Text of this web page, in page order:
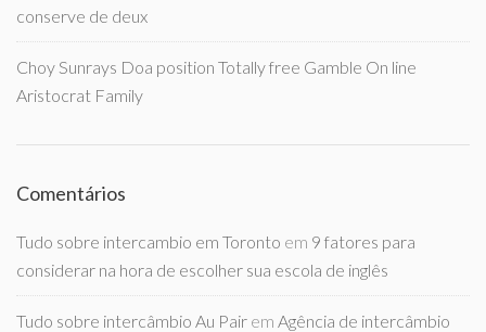
conserve de deux
Choy Sunrays Doa position Totally free Gamble On line
Aristocrat Family
Comentários
Tudo sobre intercambio em Toronto em 9 fatores para
considerar na hora de escolher sua escola de inglês
Tudo sobre intercâmbio Au Pair em Agência de intercâmbio